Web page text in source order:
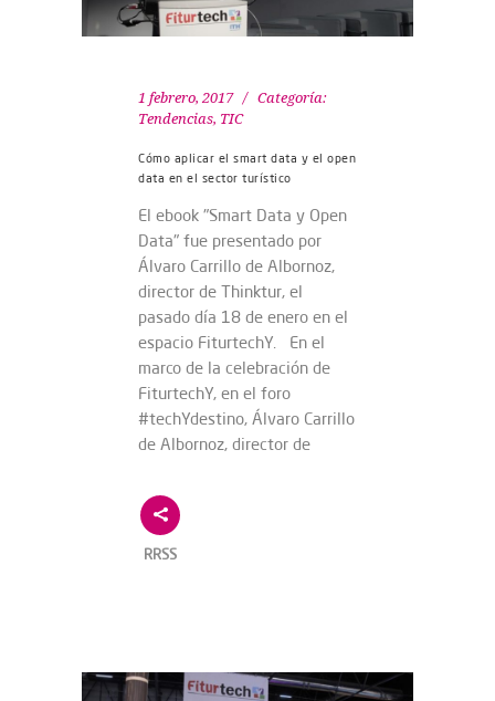
1 febrero, 2017
Categoría:
Tendencias, TIC
Cómo aplicar el smart data y el open
data en el sector turístico
El ebook "Smart Data y Open
Data" fue presentado por
Álvaro Carrillo de Albornoz,
director de Thinktur, el
pasado día 18 de enero en el
espacio FiturtechY. En el
marco de la celebración de
FiturtechY, en el foro
#techYdestino, Álvaro Carrillo
de Albornoz, director de
RRSS